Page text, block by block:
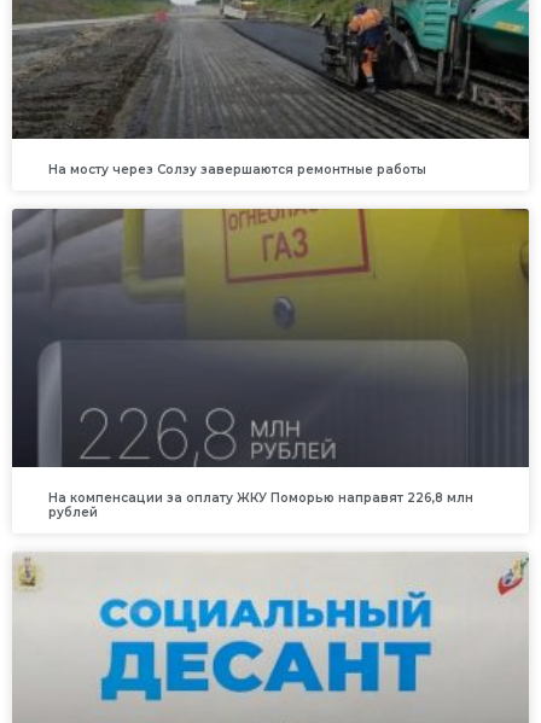
На мосту через Солзу завершаются ремонтные работы
На компенсации за оплату ЖКУ Поморью направят 226,8 млн
рублей